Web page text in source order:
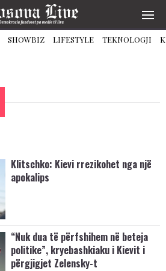
SHOWBIZ LIFESTYLE TEKNOLOGJI
Klitschko: Kievi rrezikohet nga një
apokalips
“Nuk dua të përfshihem në beteja
politike”, kryebashkiaku i Kievit i
përgjigjet Zelensky-t